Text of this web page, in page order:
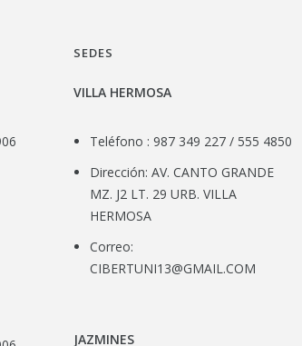
SEDES
Teléfono : 987 349 227 / 555 4850
Dirección: AV. CANTO GRANDE
MZ. J2 LT. 29 URB. VILLA
HERMOSA
Correo: